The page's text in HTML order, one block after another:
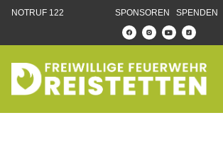
NOTRUF 122 SPONSOREN SPENDEN